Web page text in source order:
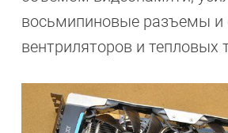
восьмипиновые разъемы и
вентриляторов и тепловых